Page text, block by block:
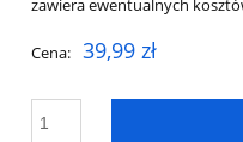
zawiera ewentualnych
Cena: 39,99 zł